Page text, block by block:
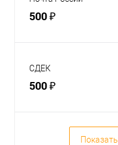
500 ₽
СДЕК
500 ₽